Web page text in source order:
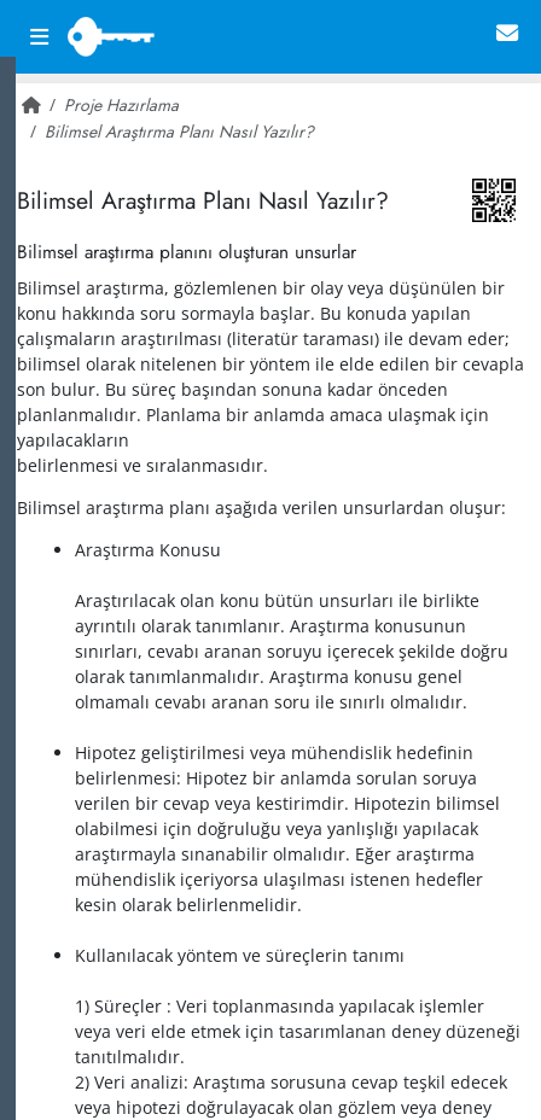
Proje Hazırlama
Bilimsel Araştırma Planı Nasıl Yazılır?
Bilimsel Araştırma Planı Nasıl Yazılır?
Bilimsel araştırma planını oluşturan unsurlar
Bilimsel araştırma, gözlemlenen bir olay veya düşünülen bir
konu hakkında soru sormayla başlar. Bu konuda yapılan
çalışmaların araştırılması (literatür taraması) ile devam eder;
bilimsel olarak nitelenen bir yöntem ile elde edilen bir cevapla
son bulur. Bu süreç başından sonuna kadar önceden
planlanmalıdır. Planlama bir anlamda amaca ulaşmak için
yapılacakların
belirlenmesi ve sıralanmasıdır.
Bilimsel araştırma planı aşağıda verilen unsurlardan oluşur:
Araştırma Konusu
Araştırılacak olan konu bütün unsurları ile birlikte
ayrıntılı olarak tanımlanır. Araştırma konusunun
sınırları, cevabı aranan soruyu içerecek şekilde doğru
olarak tanımlanmalıdır. Araştırma konusu genel
olmamalı cevabı aranan soru ile sınırlı olmalıdır.
Hipotez geliştirilmesi veya mühendislik hedefinin
belirlenmesi: Hipotez bir anlamda sorulan soruya
verilen bir cevap veya kestirimdir. Hipotezin bilimsel
olabilmesi için doğruluğu veya yanlışlığı yapılacak
araştırmayla sınanabilir olmalıdır. Eğer araştırma
mühendislik içeriyorsa ulaşılması istenen hedefler
kesin olarak belirlenmelidir.
Kullanılacak yöntem ve süreçlerin tanımı
1) Süreçler : Veri toplanmasında yapılacak işlemler
veya veri elde etmek için tasarımlanan deney düzeneği
tanıtılmalıdır.
2) Veri analizi: Araştıma sorusuna cevap teşkil edecek
veya hipotezi doğrulayacak olan gözlem veya deney